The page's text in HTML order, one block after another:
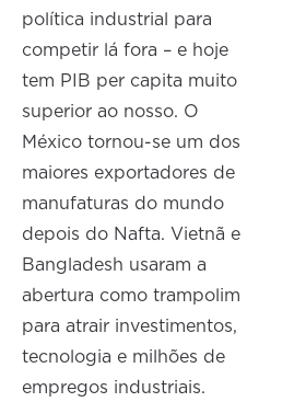
política industrial para
competir lá fora – e hoje
tem PIB per capita muito
superior ao nosso. O
México tornou-se um dos
maiores exportadores de
manufaturas do mundo
depois do Nafta. Vietnã e
Bangladesh usaram a
abertura como trampolim
para atrair investimentos,
tecnologia e milhões de
empregos industriais.